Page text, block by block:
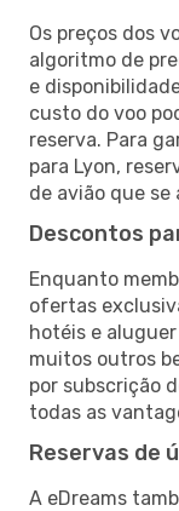
Os preços dos
algoritmo de
e
custo do voo
reserva. Para
para Lyon,
de avião que se
Descontos
Enquanto
ofertas
hotéis e
muitos outros
por subscrição
todas as
Reservas de
A eDreams